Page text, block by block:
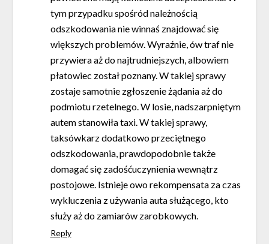
tym przypadku spośród należnością
odszkodowania nie winnaś znajdować się
większych problemów. Wyraźnie, ów traf nie
przywiera aż do najtrudniejszych, albowiem
płatowiec został poznany. W takiej sprawy
zostaje samotnie zgłoszenie żądania aż do
podmiotu rzetelnego. W losie, nadszarpniętym
autem stanowiła taxi. W takiej sprawy,
taksówkarz dodatkowo przeciętnego
odszkodowania, prawdopodobnie także
domagać się zadośćuczynienia wewnątrz
postojowe. Istnieje owo rekompensata za czas
wykluczenia z używania auta służącego, kto
służy aż do zamiarów zarobkowych.
Reply